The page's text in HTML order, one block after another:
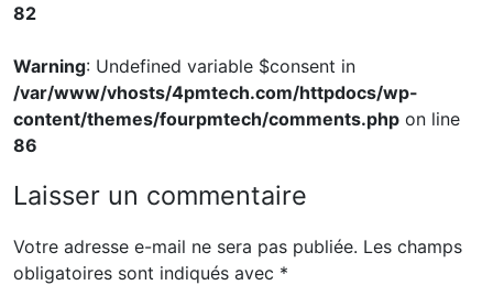
82
Warning: Undefined variable $consent in
/var/www/vhosts/4pmtech.com/httpdocs/wp-
content/themes/fourpmtech/comments.php on line
86
Laisser un commentaire
Votre adresse e-mail ne sera pas publiée. Les champs
obligatoires sont indiqués avec *